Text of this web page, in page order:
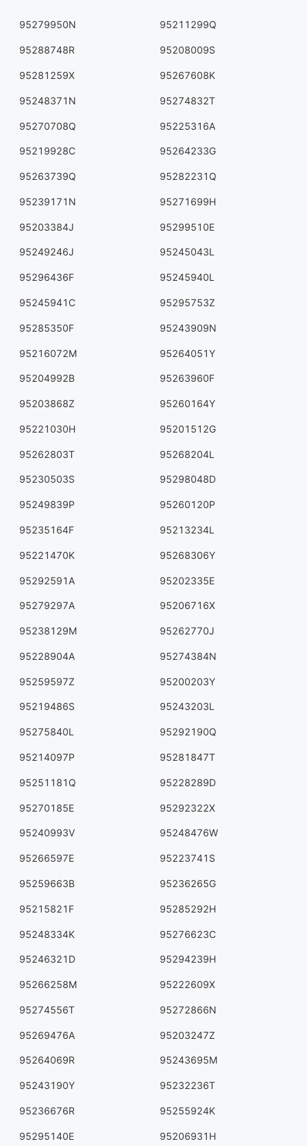
95279950N 95211299Q
95288748R 95208009S
95281259X 95267608K
95248371N 95274832T
95270708Q 95225316A
95219928C 95264233G
95263739Q 95282231Q
95239171N 95271699H
95203384J 95299510E
95249246J 95245043L
95296436F 95245940L
95245941C 95295753Z
95285350F 95243909N
95216072M 95264051Y
95204992B 95263960F
95203868Z 95260164Y
95221030H 95201512G
95262803T 95268204L
95230503S 95298048D
95249839P 95260120P
95235164F 95213234L
95221470K 95268306Y
95292591A 95202335E
95279297A 95206716X
95238129M 95262770J
95228904A 95274384N
95259597Z 95200203Y
95219486S 95243203L
95275840L 95292190Q
95214097P 95281847T
95251181Q 95228289D
95270185E 95292322X
95240993V 95248476W
95266597E 95223741S
95259663B 95236265G
95215821F 95285292H
95248334K 95276623C
95246321D 95294239H
95266258M 95222609X
95274556T 95272866N
95269476A 95203247Z
95264069R 95243695M
95243190Y 95232236T
95236676R 95255924K
95295140E 95206931H